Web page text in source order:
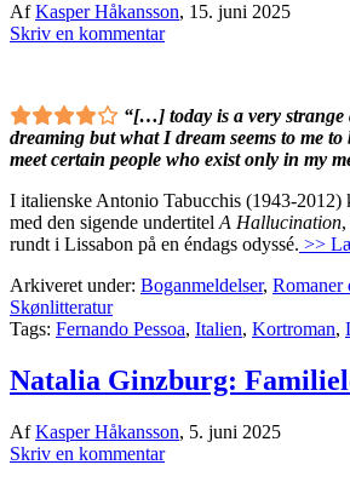
AfKasper Håkansson, 15. juni 2025
Skriv en kommentar
“[…] today is a very strange
dreaming but what I dream seems to me
meet certain people who exist only in my
I italienske Antonio Tabucchis (1943-2012)
med den sigende undertitel A Hallucination
rundt i Lissabon på en éndags odyssé. >>
Arkiveret under: Boganmeldelser, Romaner
Skønlitteratur
Tags: Fernando Pessoa, Italien, Kortroman,
Natalia Ginzburg:
AfKasper Håkansson, 5. juni 2025
Skriv en kommentar